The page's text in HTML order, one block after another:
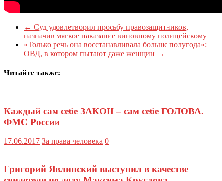
← Суд удовлетворил просьбу правозащитников,
назначив мягкое наказание виновному полицейскому
«Только речь она восстанавливала больше полугода»:
ОВД, в котором пытают даже женщин →
Читайте также:
Каждый сам себе ЗАКОН – сам себе ГОЛОВА.
ФМС России
17.06.2017 За права человека 0
Григорий Явлинский выступил в качестве